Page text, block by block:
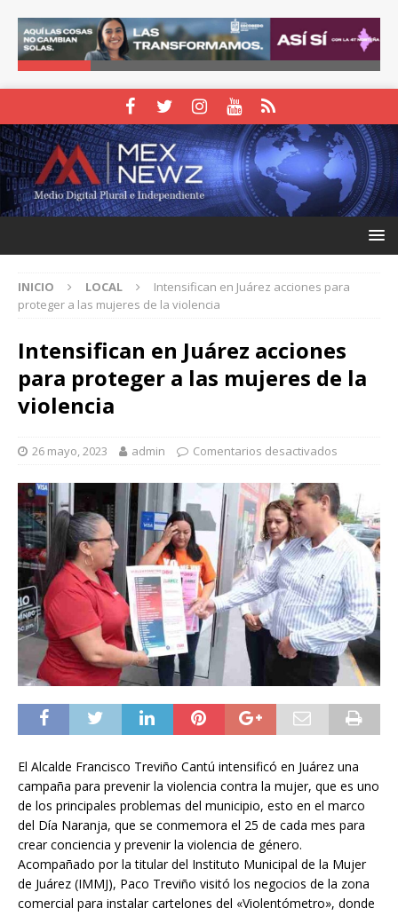
INICIO LOCAL
Intensifican en Juárez acciones para
proteger a las mujeres de la violencia
Intensifican en Juárez acciones
para proteger a las mujeres de la
violencia
26 mayo, 2023 admin Comentarios desactivados
El Alcalde Francisco Treviño Cantú intensificó en Juárez una
campaña para prevenir la violencia contra la mujer, que es uno
de los principales problemas del municipio, esto en el marco
del Día Naranja, que se conmemora el 25 de cada mes para
crear conciencia y prevenir la violencia de género.
Acompañado por la titular del Instituto Municipal de la Mujer
de Juárez (IMMJ), Paco Treviño visitó los negocios de la zona
comercial para instalar cartelones del «Violentómetro», donde